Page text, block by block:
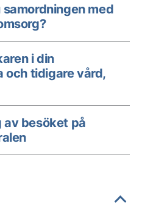
med
i din
och tidigare vård,
av besöket på